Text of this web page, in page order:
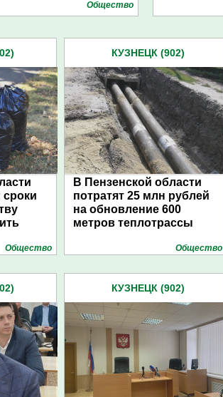
Общество
сроки
Общество
КУЗНЕЦК (902)
В Пензенской области
потратят 25 млн рублей
на обновление 600
метров теплотрассы
Общество
КУЗНЕЦК (902)